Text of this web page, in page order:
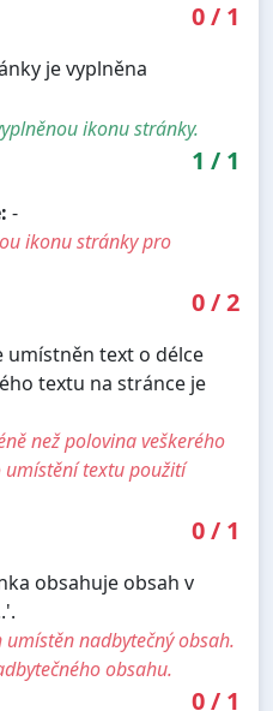
0/ 1
je vyplněna
ikonu stránky.
1 / 1
-
ikonu stránky pro
0/2
umístněn text o délce
textu na stránce je
než polovina veškerého
umístění textu použití
0/ 1
obsahuje obsah v
nadbytečný obsah.
obsahu.
0/ 1